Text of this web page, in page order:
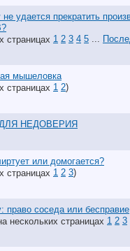
удается прекратить
1 2 3 4 5 ...
мышеловка
1 2)
НЕДОВЕРИЯ
или домогается?
1 2 3)
право соседа или бесправие
1 2 3